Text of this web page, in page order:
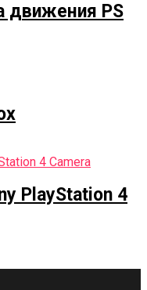
движения PS
PlayStation 4